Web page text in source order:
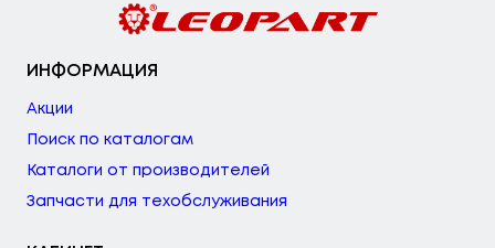
ИНФОРМАЦИЯ
Акции
Поиск по каталогам
Каталоги от производителей
Запчасти для техобслуживания